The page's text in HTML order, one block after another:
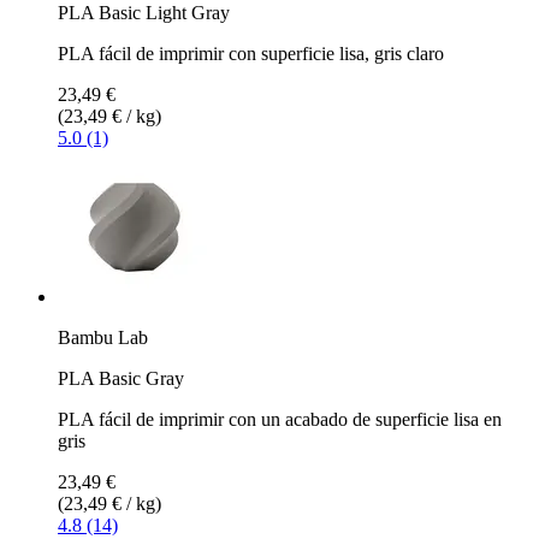
PLA Basic Light Gray
PLA fácil de imprimir con superficie lisa, gris claro
23,49 €
(23,49 € / kg)
5.0 (1)
Bambu Lab
PLA Basic Gray
PLA fácil de imprimir con un acabado de superficie lisa en
gris
23,49 €
(23,49 € / kg)
4.8 (14)